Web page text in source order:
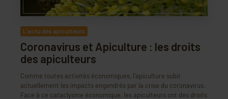
L'actu des apiculteurs
Coronavirus et Apiculture : les droits
des apiculteurs
Comme toutes activités économiques, l’apiculture subit
actuellement les impacts engendrés par la crise du coronavirus.
Face à ce cataclysme économique, les apiculteurs ont des droits